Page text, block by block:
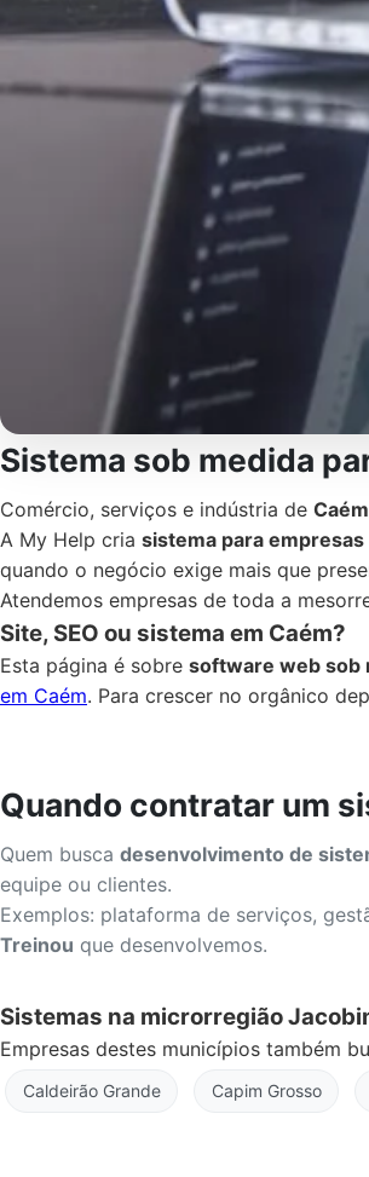
Sistema sob medida
Comércio, serviços e indústria de Caém
A My Help cria sistema para empresas
quando o negócio exige mais que
Atendemos empresas de toda a
Site, SEO ou sistema em Caém?
Esta página é sobre software web sob
em Caém. Para crescer no orgânico
Quando contratar um
Quem busca desenvolvimento de
equipe ou clientes.
Exemplos: plataforma de serviços,
Treinou que desenvolvemos.
Sistemas na microrregião
Empresas destes municípios também
Caldeirão Grande Capim Grosso